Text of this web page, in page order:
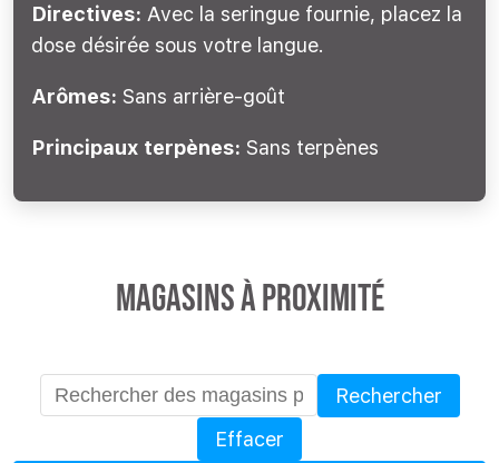
Directives: Avec la seringue fournie, placez la
dose désirée sous votre langue.
Arômes: Sans arrière-goût
Principaux terpènes: Sans terpènes
Magasins à proximité
Rechercher
Effacer